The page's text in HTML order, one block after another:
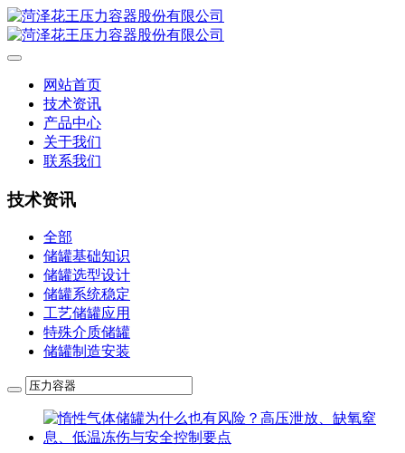
网站首页
技术资讯
产品中心
关于我们
联系我们
技术资讯
全部
储罐基础知识
储罐选型设计
储罐系统稳定
工艺储罐应用
特殊介质储罐
储罐制造安装